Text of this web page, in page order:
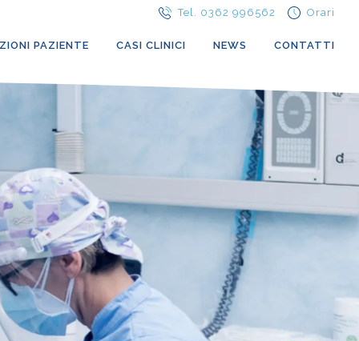
Tel. 0362 996562 Orari
PAZIENTE CASI CLINICI NEWS CONTATTI